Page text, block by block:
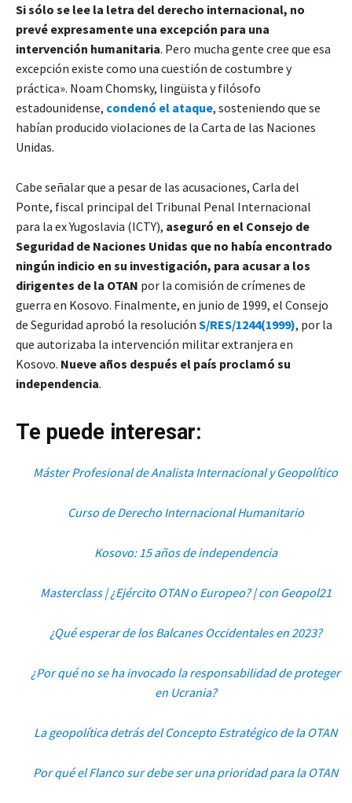
Si sólo se lee la letra del derecho internacional, no
prevé expresamente una excepción para una
intervención humanitaria. Pero mucha gente cree que esa
excepción existe como una cuestión de costumbre y
práctica». Noam Chomsky, lingüista y filósofo
estadounidense, condenó el ataque, sosteniendo que se
habían producido violaciones de la Carta de las Naciones
Unidas.
Cabe señalar que a pesar de las acusaciones, Carla del
Ponte, fiscal principal del Tribunal Penal Internacional
para la ex Yugoslavia (ICTY), aseguró en el Consejo de
Seguridad de Naciones Unidas que no había encontrado
ningún indicio en su investigación, para acusar a los
dirigentes de la OTAN por la comisión de crímenes de
guerra en Kosovo. Finalmente, en junio de 1999, el Consejo
de Seguridad aprobó la resolución S/RES/1244(1999), por la
que autorizaba la intervención militar extranjera en
Kosovo. Nueve años después el país proclamó su
independencia.
Te puede interesar:
Máster Profesional de Analista Internacional y Geopolítico
Curso de Derecho Internacional Humanitario
Kosovo: 15 años de independencia
Masterclass | ¿Ejército OTAN o Europeo? | con Geopol21
¿Qué esperar de los Balcanes Occidentales en 2023?
¿Por qué no se ha invocado la responsabilidad de proteger
en Ucrania?
La geopolítica detrás del Concepto Estratégico de la OTAN
Por qué el Flanco sur debe ser una prioridad para la OTAN